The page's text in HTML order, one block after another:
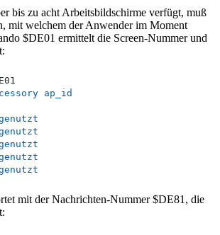
bis zu acht Arbeitsbildschirme verfügt, muß
mit welchem der Anwender im Moment
$DE01 ermittelt die Screen-Nummer und
ap_id
mit der Nachrichten-Nummer $DE81, die